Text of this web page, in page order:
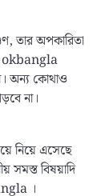
তার অপকারিতা
okbangla
অন্য কোথাও
না।
নিয়ে এসেছে
সমস্ত বিষয়াদি
।